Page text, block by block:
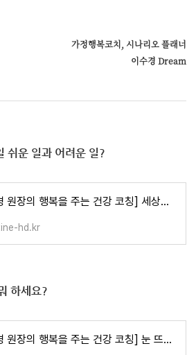
가정행복코치, 시나리오 플래너
이수경 Dream
운 일과 어려운 일?
[이수경 원장의 행복을 주는 건강 코칭] 세상에서 제일 쉬운 일과 어려운 일?
hd.kr
하세요?
[이수경 원장의 행복을 주는 건강 코칭] 눈 뜨자마자 뭐 하세요?